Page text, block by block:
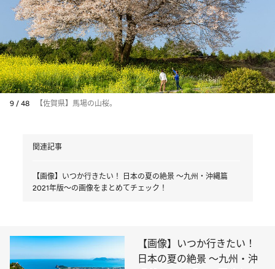
9 / 48 【佐賀県】馬場の山桜。
関連記事
【画像】いつか行きたい！ 日本の夏の絶景 ～九州・沖縄篇
2021年版～の画像をまとめてチェック！
【画像】いつか行きたい！
日本の夏の絶景 ～九州・沖